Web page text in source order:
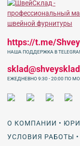
О КОМПАНИИ •
УСЛОВИЯ РАБОТЫ
https://t.me/
НАША ПОДДЕРЖКА В
ЕЖЕДНЕВНО 9:30 - 20:00 ПО